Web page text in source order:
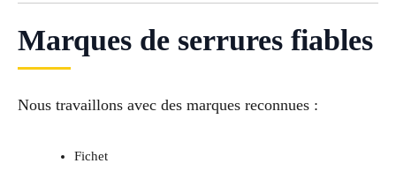
Marques de serrures fiables
Nous travaillons avec des marques reconnues :
Fichet